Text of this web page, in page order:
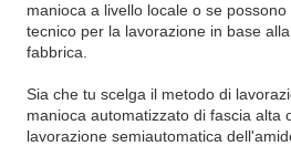
manioca a livello locale o se
tecnico per la lavorazione in base
fabbrica.
Sia che tu scelga il metodo di
manioca automatizzato di fascia alta
lavorazione semiautomatica